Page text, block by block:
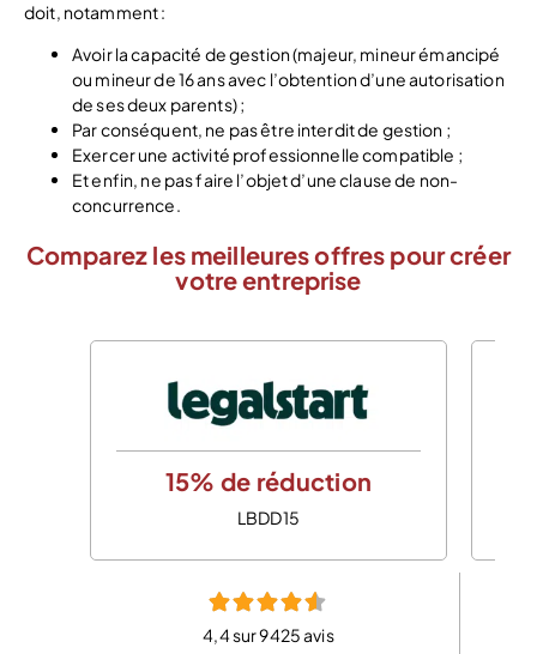
doit, notamment :
Avoir la capacité de gestion (majeur, mineur émancipé
ou mineur de 16 ans avec l’obtention d’une autorisation
de ses deux parents) ;
Par conséquent, ne pas être interdit de gestion ;
Exercer une activité professionnelle compatible ;
Et enfin, ne pas faire l’objet d’une clause de non-
concurrence.
Comparez les meilleures offres pour créer
votre entreprise
15% de réduction
LBDD15
4,4 sur 9425 avis